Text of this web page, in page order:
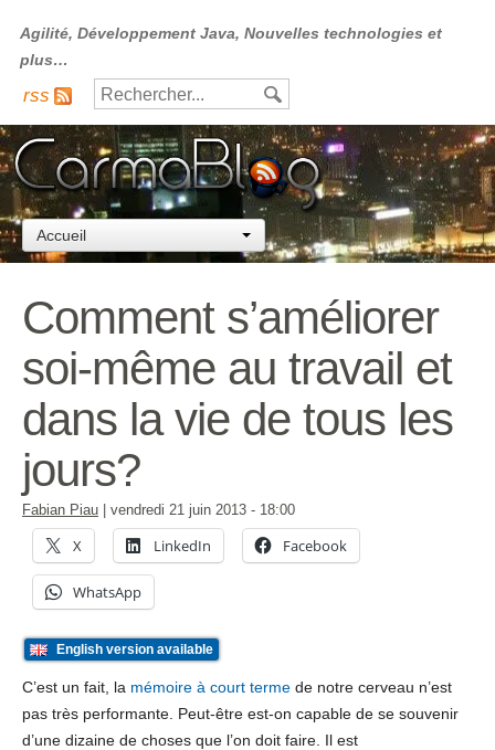
Agilité, Développement Java, Nouvelles technologies et
plus…
rss
Accueil
Comment s’améliorer
soi-même au travail et
dans la vie de tous les
jours?
Fabian Piau vendredi 21 juin 2013 - 18:00
X LinkedIn Facebook
WhatsApp
English version available
C’est un fait, la mémoire à court terme de notre cerveau n’est
pas très performante. Peut-être est-on capable de se souvenir
d’une dizaine de choses que l’on doit faire. Il est